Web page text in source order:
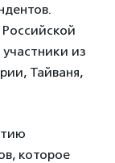
из
Тайваня,
которое